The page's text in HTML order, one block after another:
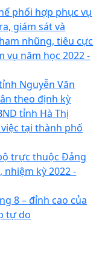
phối hợp phục vụ
giám sát và
nhũng, tiêu cực
vụ năm học 2022 -
Nguyễn Văn
theo định kỳ
tỉnh Hà Thị
tại thành phố
trực thuộc Đảng
nhiệm kỳ 2022 -
8 – đỉnh cao của
tự do